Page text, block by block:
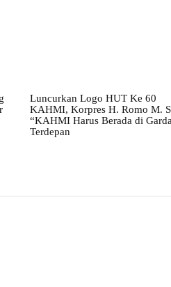
Luncurkan Logo HUT Ke 60
KAHMI, Korpres H. Romo M.
“KAHMI Harus Berada di Garda
Terdepan